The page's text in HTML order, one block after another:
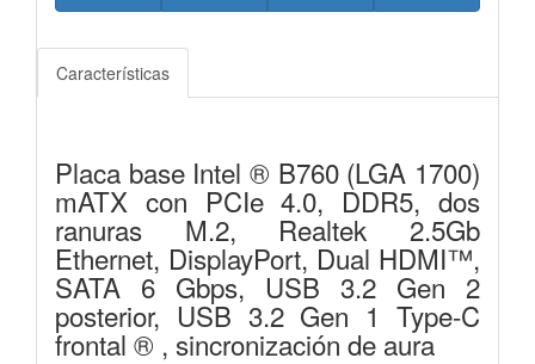
Características
Placa base Intel ® B760 (LGA 1700)
mATX con PCIe 4.0, DDR5, dos
ranuras M.2, Realtek 2.5Gb
Ethernet, DisplayPort, Dual HDMI™,
SATA 6 Gbps, USB 3.2 Gen 2
posterior, USB 3.2 Gen 1 Type-C
frontal ® , sincronización de aura